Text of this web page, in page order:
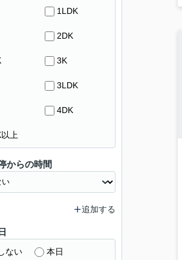
1LDK
2DK
3K
3LDK
4DK
上
からの時間
追加する
ない 本日